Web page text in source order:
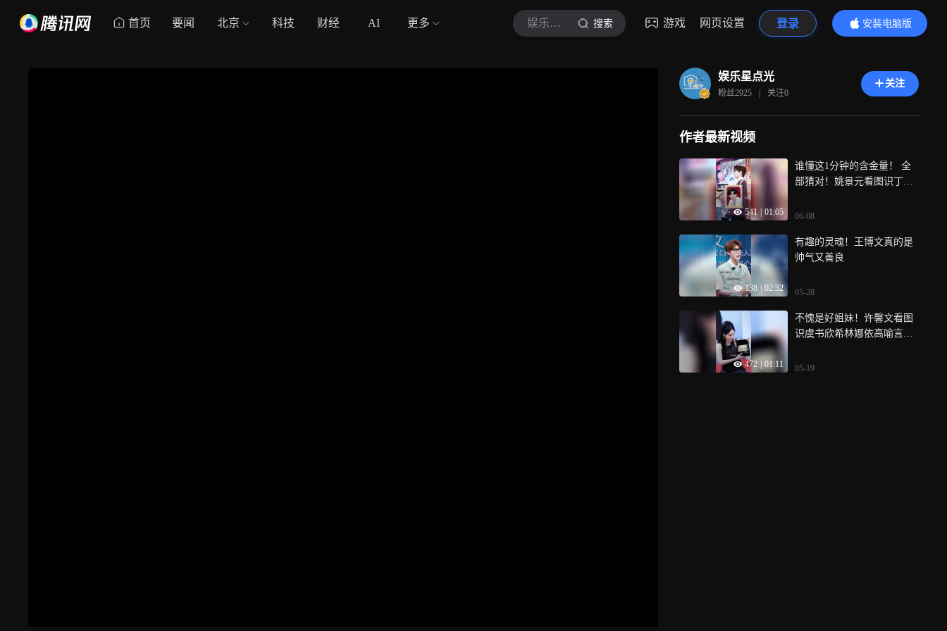
首页 要闻 北京 科技 财经 AI 更多 娱乐星点光 搜索 游戏 网页设置 登录
安装电脑版
内容更精彩
娱乐星点光
粉丝2925 | 关注0
关注
作者最新视频
541 01:05
谁懂这1分钟的含金量！ 全
部猜对！姚景元看图识丁程
柏全 赖伟明 张康乐
06-08
138 02:32
有趣的灵魂！王博文真的是
帅气又善良
05-28
472 01:11
不愧是好姐妹！许馨文看图
识虞书欣希林娜依高喻言徐
05-19